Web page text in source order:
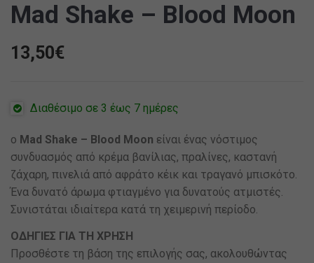
Mad Shake – Blood Moon
13,50€
Διαθέσιμο σε 3 έως 7 ημέρες
ο Mad Shake – Blood Moon είναι ένας νόστιμος
συνδυασμός από κρέμα βανίλιας, πραλίνες, καστανή
ζάχαρη, πινελιά από αφράτο κέικ και τραγανό μπισκότο.
Ένα δυνατό άρωμα φτιαγμένο για δυνατούς ατμιστές.
Συνιστάται ιδιαίτερα κατά τη χειμερινή περίοδο.
ΟΔΗΓΙΕΣ ΓΙΑ ΤΗ ΧΡΗΣΗ
Προσθέστε τη βάση της επιλογής σας, ακολουθώντας